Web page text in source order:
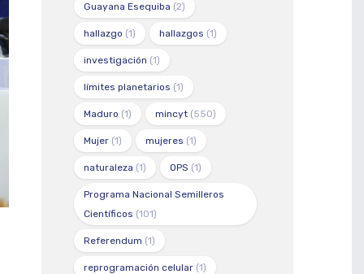
Guayana Esequiba (2)
hallazgo (1) hallazgos (1)
investigación (1)
límites planetarios (1)
Maduro (1) mincyt (550)
Mujer (1) mujeres (1)
naturaleza (1) OPS (1)
Programa Nacional Semilleros
Científicos (101)
Referendum (1)
reprogramación celular (1)